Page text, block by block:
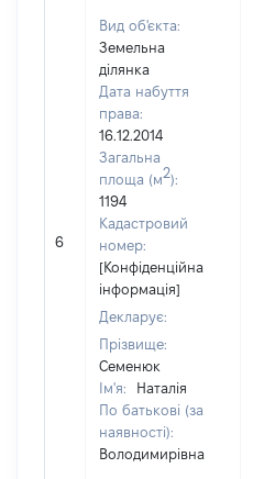
6
Вид об'єкта:
Земельна
ділянка
Дата набуття
права:
16.12.2014
Загальна
площа (м2):
1194
Кадастровий
номер:
[Конфіденційна
інформація]
Декларує:
Прізвище:
Семенюк
Ім'я:
Наталія
По батькові (за
наявності):
Володимирівна